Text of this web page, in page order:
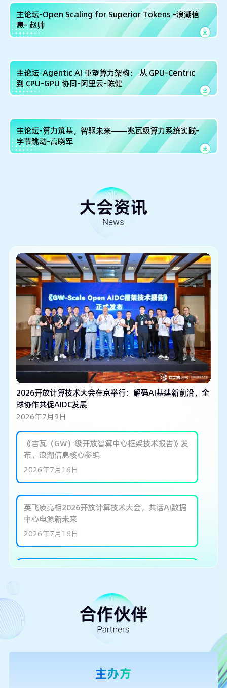
主论坛-Open Scaling for Superior Tokens -浪潮信
息- 赵帅
主论坛-Agentic AI 重塑算力架构： 从 GPU-Centric
到 CPU-GPU 协同-阿里云-陈健
主论坛-算力筑基，智驱未来——兆瓦级算力系统实践-
字节跳动-高晓军
2026开放计算技术大会在京举行：解码AI基建新前沿，全
球协作共促AIDC发展
2026年7月9日
《吉瓦（GW）级开放智算中心框架技术报告》发
布，浪潮信息核心参编
2026年7月16日
英飞凌亮相2026开放计算技术大会，共话AI数据
中心电源新未来
2026年7月16日
媒体观察 | 从单柜4万Agent到多模协同，浪潮信
开放创新，共筑AI算力未来 | AMI 亮相 OCP
主办方